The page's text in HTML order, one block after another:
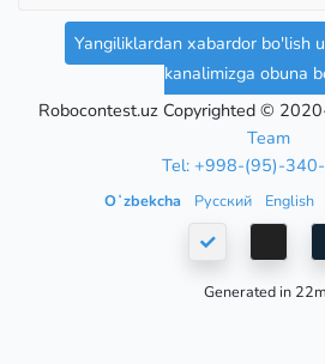
Yangiliklardan xabardor bo'lish
kanalimizga obuna
Robocontest.uz Copyrighted ©
Team
Tel: +998-(95)-
Oʻzbekcha Русский English
Generated in